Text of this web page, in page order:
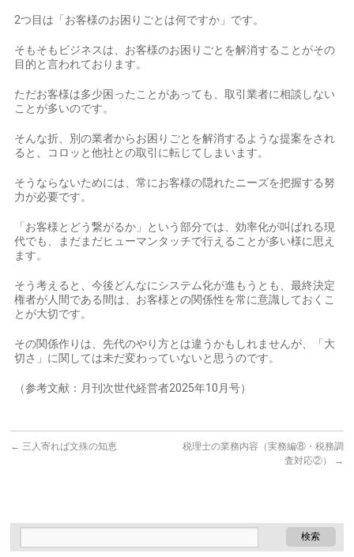
2つ目は「お客様のお困りごとは何ですか」です。
そもそもビジネスは、お客様のお困りごとを解消することがその
目的と言われております。
ただお客様は多少困ったことがあっても、取引業者に相談しない
ことが多いのです。
そんな折、別の業者からお困りごとを解消するような提案をされ
ると、コロッと他社との取引に転じてしまいます。
そうならないためには、常にお客様の隠れたニーズを把握する努
力が必要です。
「お客様とどう繋がるか」という部分では、効率化が叫ばれる現
代でも、まだまだヒューマンタッチで行えることが多い様に思え
ます。
そう考えると、今後どんなにシステム化が進もうとも、最終決定
権者が人間である間は、お客様との関係性を常に意識しておくこ
とが大切です。
その関係作りは、先代のやり方とは違うかもしれませんが、「大
切さ」に関しては未だ変わっていないと思うのです。
（参考文献：月刊次世代経営者2025年10月号）
← 三人寄れば文殊の知恵
税理士の業務内容（実務編⑧・税務調
査対応②）
→